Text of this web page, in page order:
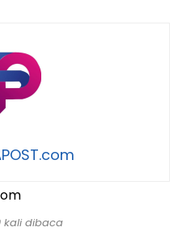
kali dibaca